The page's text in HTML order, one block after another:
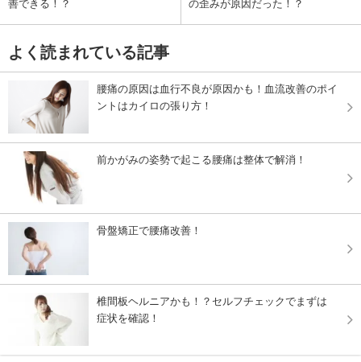
善できる！？
の歪みが原因だった！？
よく読まれている記事
腰痛の原因は血行不良が原因かも！血流改善のポイ
ントはカイロの張り方！
前かがみの姿勢で起こる腰痛は整体で解消！
骨盤矯正で腰痛改善！
椎間板ヘルニアかも！？セルフチェックでまずは
症状を確認！